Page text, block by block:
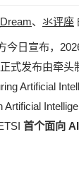
、 氺评座
今日宣布，
式发布由牵头
Artificial
Artificial
首个面向